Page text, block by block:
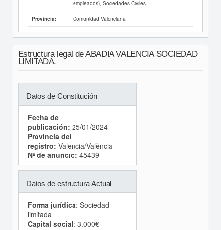
empleados), Sociedades Civiles
Provincia: Comunidad Valenciana
Estructura legal de ABADIA VALENCIA SOCIEDAD
LIMITADA.
Datos de Constitución
Fecha de
publicación: 25/01/2024
Provincia del
registro: Valencia/València
Nº de anuncio: 45439
Datos de estructura Actual
Forma jurídica: Sociedad
limitada
Capital social: 3.000€